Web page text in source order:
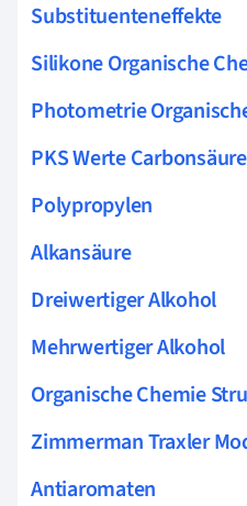
Substituenteneffekte
Silikone Organische
Photometrie
PKS Werte
Polypropylen
Alkansäure
Dreiwertiger Alkohol
Mehrwertiger Alkohol
Organische Chemie
Zimmerman Traxler
Antiaromaten